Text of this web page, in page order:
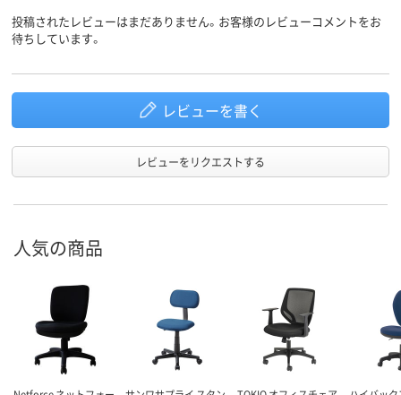
投稿されたレビューはまだありません。お客様のレビューコメントをお
待ちしています。
レビューを書く
レビューをリクエストする
人気の商品